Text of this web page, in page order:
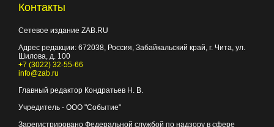
Контакты
Сетевое издание ZAB.RU
Адрес редакции: 672038, Россия, Забайкальский край, г. Чита, ул.
Шилова, д. 100
+7 (3022) 32-55-66
info@zab.ru
Главный редактор Кондратьев Н. В.
Учредитель - ООО "Событие"
Зарегистрировано Федеральной службой по надзору в сфере